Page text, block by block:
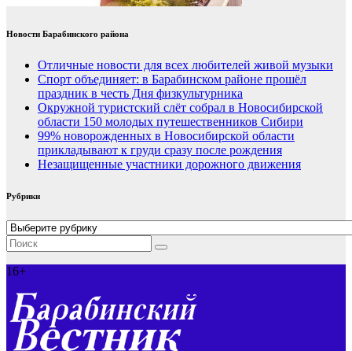
Новости Барабинского района
Отличные новости для всех любителей живой музыки
Спорт объединяет: в Барабинском районе прошёл
праздник в честь Дня физкультурника
Окружной туристский слёт собрал в Новосибирской
области 150 молодых путешественников Сибири
99% новорожденных в Новосибирской области
прикладывают к груди сразу после рождения
Незащищенные участники дорожного движения
Рубрики
Рубрики
16+